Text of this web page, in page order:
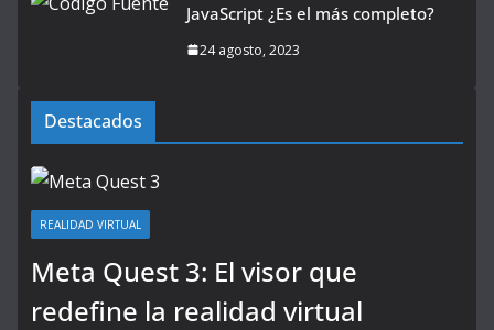
JavaScript ¿Es el más completo?
24 agosto, 2023
Destacados
REALIDAD VIRTUAL
Meta Quest 3: El visor que
redefine la realidad virtual